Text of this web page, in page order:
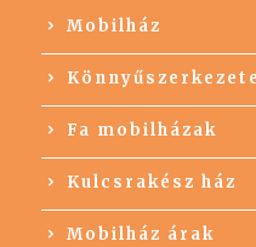
Mobilház
Fa mobilházak
Kulcsrakész ház
Mobilház árak